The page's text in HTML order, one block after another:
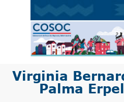
SUBDERE
Virginia
Palma Erpel